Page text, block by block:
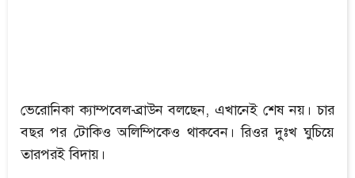
ভেরোনিকা ক্যাম্পবেল-ব্রাউন বলছেন, এখানেই শেষ নয়। চার
বছর পর টোকিও অলিম্পিকেও থাকবেন। রিওর দুঃখ ঘুচিয়ে
তারপরই বিদায়।